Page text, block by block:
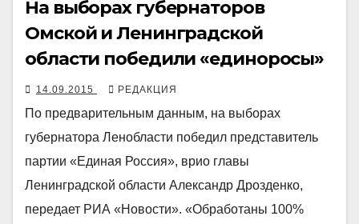
На выборах губернаторов
Омской и Ленинградской
области победили «единоросы»
14.09.2015 РЕДАКЦИЯ
По предварительным данным, на выборах
губернатора Ленобласти победил представитель
партии «Единая Россия», врио главы
Ленинградской области Александр Дрозденко,
передает РИА «Новости». «Обработаны 100%